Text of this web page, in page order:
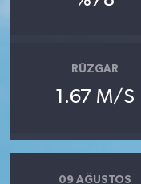
RÜZGAR
1.67 M/S
09 AĞUSTOS